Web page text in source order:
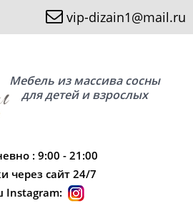
vip-dizain1@mail.ru
Мебель из массива сосны
для детей и взрослых
: 9:00 - 21:00
через сайт 24/7
Instagram: